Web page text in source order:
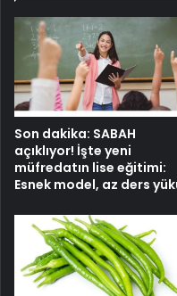
Son dakika: SABAH
açıklıyor! İşte yeni
müfredatın lise eğitimi:
Esnek model, az ders